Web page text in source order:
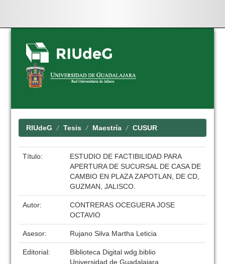
Skip
navigation
RIUdeG Tesis Maestría CUSUR
Título:
ESTUDIO DE FACTIBILIDAD PARA
APERTURA DE SUCURSAL DE CASA DE
CAMBIO EN PLAZA ZAPOTLAN, DE CD,
GUZMAN, JALISCO.
Autor:
CONTRERAS OCEGUERA JOSE
OCTAVIO
Asesor: Rujano Silva Martha Leticia
Editorial:
Biblioteca Digital wdg.biblio
Universidad de Guadalajara